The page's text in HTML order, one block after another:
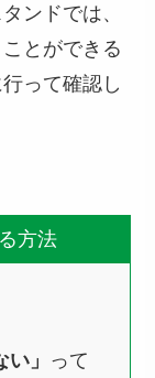
ンドでは、
とができる
って確認し
方法
」 って